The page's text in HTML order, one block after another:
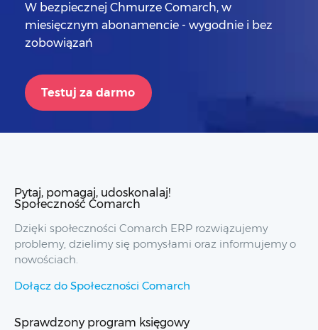
W bezpiecznej Chmurze Comarch, w
miesięcznym abonamencie - wygodnie i bez
zobowiązań
Testuj za darmo
Pytaj, pomagaj, udoskonalaj!
Społeczność Comarch
Dzięki społeczności Comarch ERP rozwiązujemy
problemy, dzielimy się pomysłami oraz informujemy o
nowościach.
Dołącz do Społeczności Comarch
Sprawdzony program księgowy